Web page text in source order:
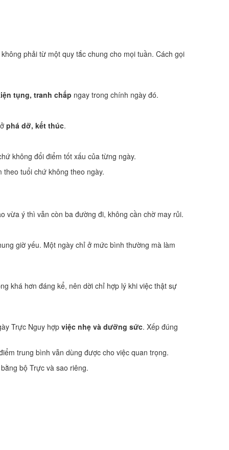
phải từ một quy tắc chung cho mọi tuần. Cách gọi
tụng, tranh chấp ngay trong chính ngày đó.
phá dỡ, kết thúc.
không đổi điểm tốt xấu của từng ngày.
theo tuổi chứ không theo ngày.
vừa ý thì vẫn còn ba đường đi, không cần chờ may rủi.
giờ yếu. Một ngày chỉ ở mức bình thường mà làm
khá hơn đáng kể, nên dời chỉ hợp lý khi việc thật sự
Trực Nguy hợpviệc nhẹ và dưỡng sức. Xếp đúng
trung bình vẫn dùng được cho việc quan trọng.
bộ Trực và sao riêng.